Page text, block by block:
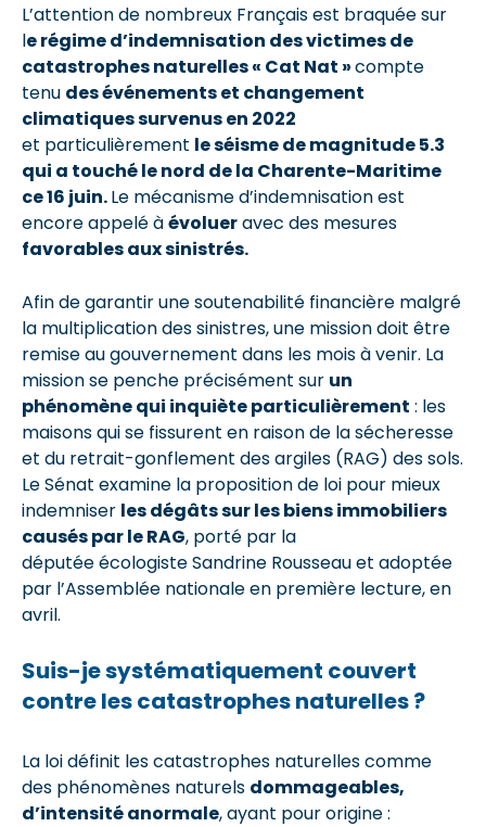
L’attention de nombreux Français est braquée sur
le régime d’indemnisation des victimes de
catastrophes naturelles « Cat Nat »compte
tenu des événements et changement
climatiques survenus en 2022
et particulièrement le séisme de magnitude 5.3
qui a touché le nord de la Charente-Maritime
ce 16 juin.Le mécanisme d’indemnisation est
encore appelé àévolueravec des mesures
favorables aux sinistrés.
Afin de garantir une soutenabilité financière malgré
la multiplication des sinistres, une mission doit être
remise au gouvernement dans les mois à venir. La
mission se penche précisément sur un
phénomène qui inquiète particulièrement : les
maisons qui se fissurent en raison de la sécheresse
et du retrait-gonflement des argiles (RAG) des sols.
Le Sénat examine la proposition de loi pour mieux
indemniser les dégâts sur les biens immobiliers
causés par le RAG, porté par la
députée écologiste Sandrine Rousseau et adoptée
par l’Assemblée nationale en première lecture, en
avril.
Suis-je systématiquement couvert
contre les catastrophes naturelles ?
La loi définit les catastrophes naturelles comme
des phénomènes naturels dommageables,
d’intensité anormale, ayant pour origine :